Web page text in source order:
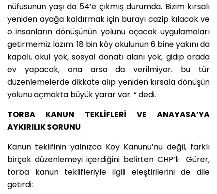
nüfusunun yaşı da 54’e çıkmış durumda. Bizim kırsalı
yeniden ayağa kaldırmak için burayı cazip kılacak ve
o insanların dönüşünün yolunu açacak uygulamaları
getirmemiz lazım. 18 bin köy okulunun 6 bine yakını da
kapalı, okul yok, sosyal donatı alanı yok, gidip orada
ev yapacak, ona arsa da verilmiyor. bu tür
düzenlemelerde dikkate alıp yeniden kırsala dönüşün
yolunu açmakta büyük yarar var. “ dedi.
TORBA KANUN TEKLİFLERİ VE ANAYASA’YA
AYKIRILIK SORUNU
Kanun teklifinin yalnızca Köy Kanunu’nu değil, farklı
birçok düzenlemeyi içerdiğini belirten CHP’li Gürer,
torba kanun teklifleriyle ilgili eleştirilerini de dile
getirdi: